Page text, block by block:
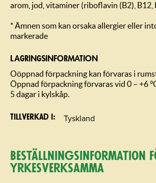
arom, jod, vitaminer (riboflavin (B2), B12,
* Ämnen som kan orsaka allergier eller
markerade
LAGRINGSIN­FORMATION
Oöppnad förpackning kan förvaras i
Öppnad förpackning förvaras vid 0 – +6
5 dagar i kylskåp.
Tillverkad i Tyskland
Beställning­sin­for­mation
yrkesverksamma